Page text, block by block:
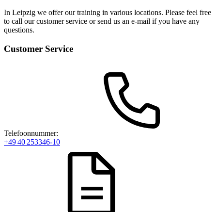
In Leipzig we offer our training in various locations. Please feel free
to call our customer service or send us an e-mail if you have any
questions.
Customer Service
Telefoonnummer:
+49 40 253346-10